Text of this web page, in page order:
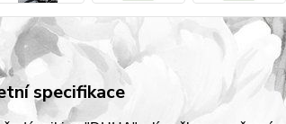
specifikace